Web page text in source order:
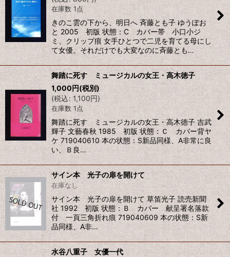
在庫数 1点
きのこ雲の下から、明日へ 斉藤とも子 ゆうぽお
と 2005 初版 状態：C カバー帯 小口小ジ
ミ、クリップ痕 女手ひとつで二児を育てる母にし
て女優。それだけでも大変なのに斉藤とも…
舞踏に死す ミュージカルの女王・高木徳子
1,000円(税別)
(税込: 1,100円)
在庫数 1点
舞踏に死す ミュージカルの女王・高木徳子 吉武
輝子 文藝春秋 1985 初版 状態：Ｃ カバー背ヤ
ケ 719040610 本の状態：S新品同様、A非常に良
い、Ｂ良…
サイン本 光子の扉を開けて
在庫なし
サイン本 光子の扉を開けて 草笛光子 読売新聞
社 1992 初版 状態：Ｂ カバー 献呈署名落款
付 一頁三角折れ痕 719040609 本の状態：S新
品同様、A非…
水谷八重子 女優一代